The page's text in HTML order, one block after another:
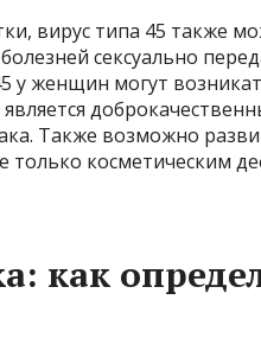
вирус типа 45 также
сексуально
у женщин могут
Также возможно
только косметическим
как